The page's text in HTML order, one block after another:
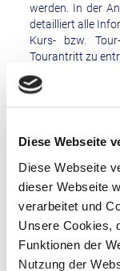
Diese Webseite
Diese Webseite
dieser Webseite
verarbeitet und
Unsere Cookies,
Funktionen der
Nutzung der
werden. In der
detailliert alle
Kurs- bzw.
Tourantritt zu
Sollten Sie zum
entrichtet wurde,
diese bis Kurs- /
behält sich
in Höhe der
SUP-Event